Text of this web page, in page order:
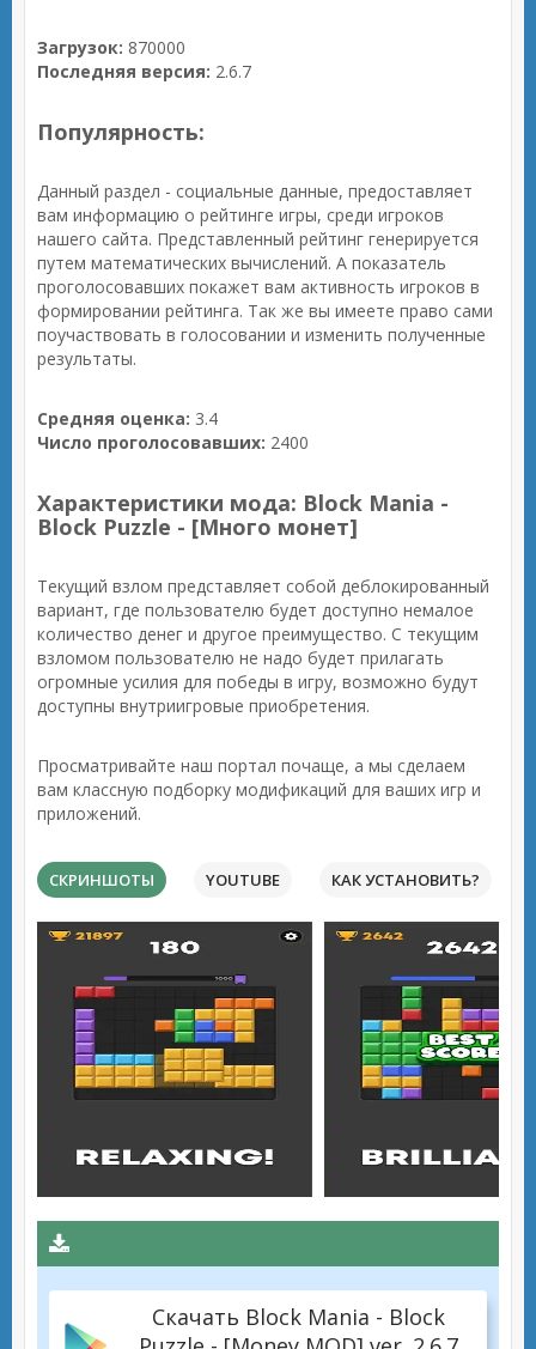
Загрузок: 870000
Последняя версия: 2.6.7
Популярность:
Данный раздел - социальные данные, предоставляет
вам информацию о рейтинге игры, среди игроков
нашего сайта. Представленный рейтинг генерируется
путем математических вычислений. А показатель
проголосовавших покажет вам активность игроков в
формировании рейтинга. Так же вы имеете право сами
поучаствовать в голосовании и изменить полученные
результаты.
Средняя оценка: 3.4
Число проголосовавших: 2400
Характеристики мода: Block Mania -
Block Puzzle - [Много монет]
Текущий взлом представляет собой деблокированный
вариант, где пользователю будет доступно немалое
количество денег и другое преимущество. С текущим
взломом пользователю не надо будет прилагать
огромные усилия для победы в игру, возможно будут
доступны внутриигровые приобретения.
Просматривайте наш портал почаще, а мы сделаем
вам классную подборку модификаций для ваших игр и
приложений.
СКРИНШОТЫ YOUTUBE КАК УСТАНОВИТЬ?
Скачать Block Mania - Block